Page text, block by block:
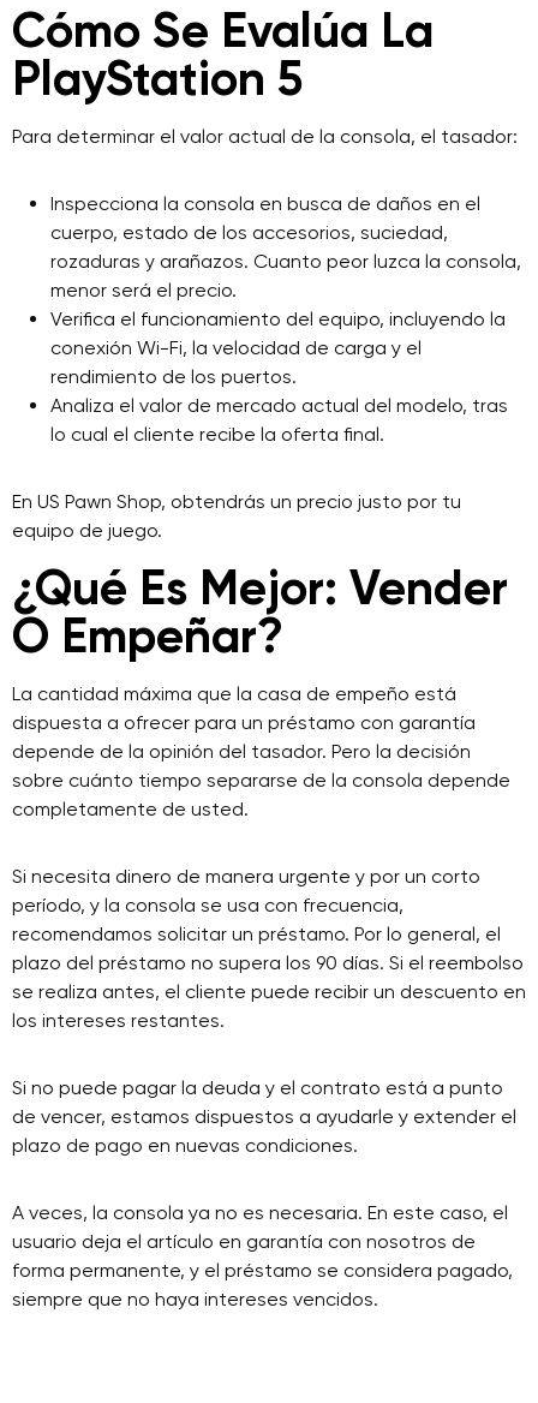
Cómo Se Evalúa La
PlayStation 5
Para determinar el valor actual de la consola, el tasador:
Inspecciona la consola en busca de daños en el
cuerpo, estado de los accesorios, suciedad,
rozaduras y arañazos. Cuanto peor luzca la consola,
menor será el precio.
Verifica el funcionamiento del equipo, incluyendo la
conexión Wi-Fi, la velocidad de carga y el
rendimiento de los puertos.
Analiza el valor de mercado actual del modelo, tras
lo cual el cliente recibe la oferta final.
En US Pawn Shop, obtendrás un precio justo por tu
equipo de juego.
¿Qué Es Mejor: Vender
O Empeñar?
La cantidad máxima que la casa de empeño está
dispuesta a ofrecer para un préstamo con garantía
depende de la opinión del tasador. Pero la decisión
sobre cuánto tiempo separarse de la consola depende
completamente de usted.
Si necesita dinero de manera urgente y por un corto
período, y la consola se usa con frecuencia,
recomendamos solicitar un préstamo. Por lo general, el
plazo del préstamo no supera los 90 días. Si el reembolso
se realiza antes, el cliente puede recibir un descuento en
los intereses restantes.
Si no puede pagar la deuda y el contrato está a punto
de vencer, estamos dispuestos a ayudarle y extender el
plazo de pago en nuevas condiciones.
A veces, la consola ya no es necesaria. En este caso, el
usuario deja el artículo en garantía con nosotros de
forma permanente, y el préstamo se considera pagado,
siempre que no haya intereses vencidos.